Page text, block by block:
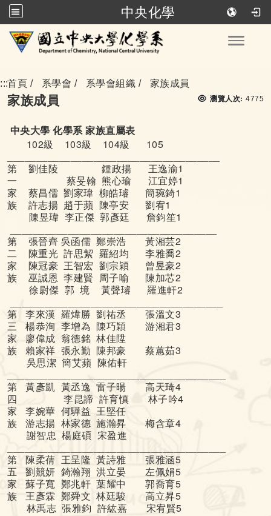
中央化學
跳到主要內容
:::首頁 系學會 系學會組織 家族成員
瀏覽人次: 瀏覽
4775
家族成員
中央大學 化學系 家族直屬表
102級 103級 104級 105
第 劉佳陵 鍾政揚 王逸渝1
一 蔡旻翰 熊心瑜 江宜婷1
家 蔡昌儒 劉家瑋 柳皓璿 簡琬錡1
族 許志揚 趙于蘋 陳亭安 劉宥1
陳昱瑋 李正傑 郭彥廷 詹鈞笙1
第 張晉齊 吳函儒 鄭崇浩 黃湘芸2
二 陳重光 許思絜 羅紹均 李雅喬2
家 陳冠豪 王智宏 劉宗穎 曾昱豪2
族 巫誠恩 李建賢 周子喻 陳加芯2
徐尉傑 郭 境 黃聲璿 羅進軒2
第 李來漢 羅煒勝 劉祐丞 張溫文3
三 楊恭洵 李增為 陳巧穎 游湘君3
家 廖偉成 翁德銘 林佳陞
族 賴家祥 張永勤 陳邦豪 蔡蕙茹3
吳思潔 簡艾蘋 陳佑軒
第 黃彥凱 黃丞逸 雷子暘 高天琦4
四 李昆諦 許育慎 林子吟4
家 李婉華 何驊益 王堅任
族 游志揚 林家德 施瀚昇 梅含章4
謝智忠 楊庭碩 宋盈進
第 陳柔蒨 王呈隆 黃詩雅 張雅涵5
五 劉競妍 錡瀚翔 洪立晏 左佩娟5
家 蘇子寬 鄭兆軒 葉耀中 郭喬育5
族 王彥霖 鄭舜文 林廷駿 高立昇5
林禹志 張雅鈞 許紘嘉 宋宥賢5